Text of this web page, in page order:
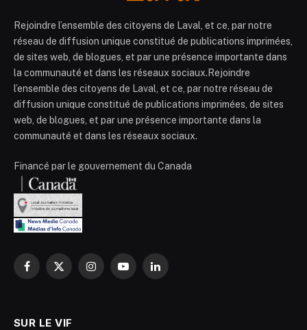
Rejoindre l’ensemble des citoyens de Laval, et ce, par notre
réseau de diffusion unique constitué de publications imprimées,
de sites web, de blogues, et par une présence importante dans
la communauté et dans les réseaux sociaux.Rejoindre
l’ensemble des citoyens de Laval, et ce, par notre réseau de
diffusion unique constitué de publications imprimées, de sites
web, de blogues, et par une présence importante dans la
communauté et dans les réseaux sociaux.
Financé par le gouvernement du Canada
Facebook
X
InstagramYouTubeLinkedIn
SUR LE VIF